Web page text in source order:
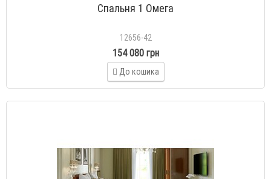
Спальня 1 Омега
12656-42
154 080 грн
До кошика